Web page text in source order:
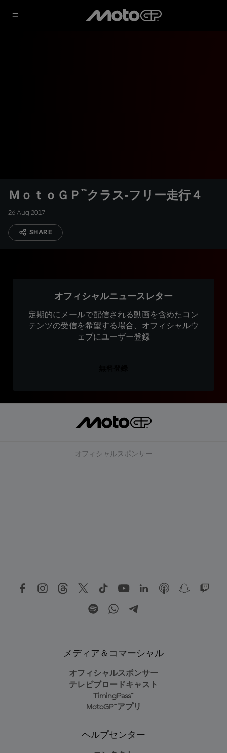
ＭｏｔｏＧＰ™クラス‐フリー走行４
26 Aug 2017
SHARE
オフィシャルニュースレター
定期的にメールで配信される動画を含めたコン
テンツの受信を希望する場合、オフィシャルウ
ェブにユーザー登録
オフィシャルスポンサー
メディア＆コマーシャル
オフィシャルスポンサー
テレビブロードキャスト
TimingPass™
MotoGP™アプリ
ヘルプセンター